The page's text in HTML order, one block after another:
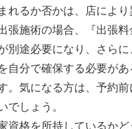
れるか否かは、店によ
張施術の場合、『出張
別途必要になり、さら
自分で確保する必要が
。気になる方は、予約
でしょう。
資格を所持しているか